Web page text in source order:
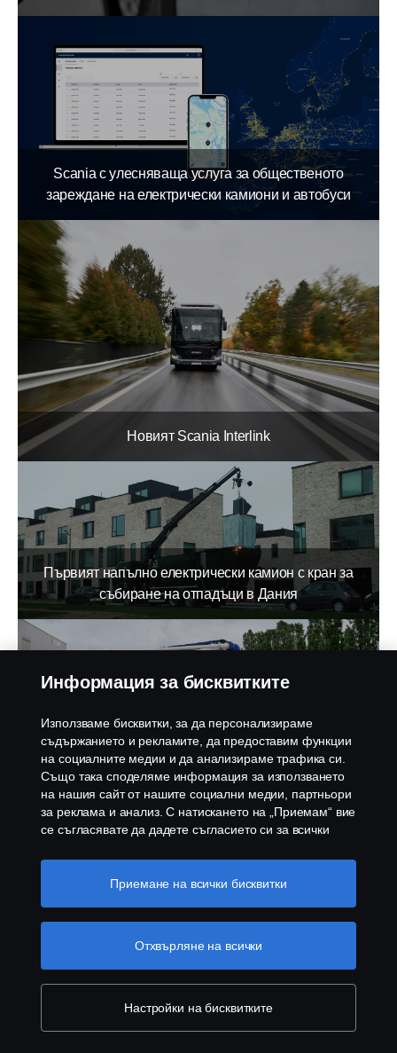
Scania с улесняваща услуга за общественото
зареждане на електрически камиони и автобуси
Новият Scania Interlink
Първият напълно електрически камион с кран за
събиране на отпадъци в Дания
Когато по-голямото е по-добро - Scania XT с 60-
метрова бетонна помпа
Scania 540 S печели два сравнителни теста
Информация за бисквитките
Използваме бисквитки, за да персонализираме
съдържанието и рекламите, да предоставим функции
на социалните медии и да анализираме трафика си.
Също така споделяме информация за използването
на нашия сайт от нашите социални медии, партньори
за реклама и анализ. С натискането на „Приемам“ вие
се съгласявате да дадете съгласието си за всички
споделя. Можете също така да управлявате своите
бисквитки, като щракнете върху „Настройки на
който можете да намерите, като щракнете върху
връзката под този текст Повече информация за
вашата поверителност
Настройки на бисквитките
Отхвърляне на всички
Приемане на всички бисквитки